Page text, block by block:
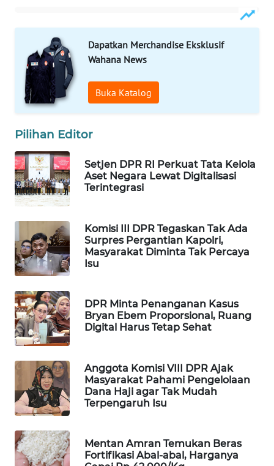
Dapatkan Merchandise Eksklusif
Wahana News
Buka Katalog
Pilihan Editor
Setjen DPR RI Perkuat Tata Kelola
Aset Negara Lewat Digitalisasi
Terintegrasi
Komisi III DPR Tegaskan Tak Ada
Surpres Pergantian Kapolri,
Masyarakat Diminta Tak Percaya
Isu
DPR Minta Penanganan Kasus
Bryan Ebem Proporsional, Ruang
Digital Harus Tetap Sehat
Anggota Komisi VIII DPR Ajak
Masyarakat Pahami Pengelolaan
Dana Haji agar Tak Mudah
Terpengaruh Isu
Mentan Amran Temukan Beras
Fortifikasi Abal-abal, Harganya
SELEB
WAHANA
PERSONA
WAHANA
OTOMOTIF
WAHANA
HEALTH
WAHANA
WISATA
LAPAK
WAHANA
Wahana
Network
LISTRIK
MASYARAKAT
KELISTRIKAN
WALINKI
ID